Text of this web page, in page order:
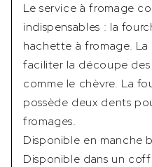
Le service à fromage
indispensables : la
hachette à fromage.
faciliter la découpe
comme le chèvre. La
possède deux dents
fromages.
Disponible en manche
Disponible dans un